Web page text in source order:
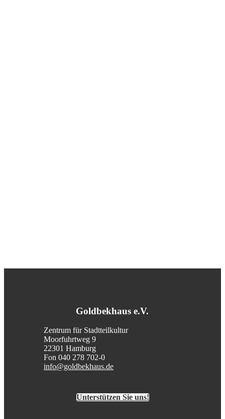
Goldbekhaus e.V.
Zentrum für Stadtteilkultur
Moorfuhrtweg 9
22301 Hamburg
Fon 040 278 702-0
info@goldbekhaus.de
Unterstützen Sie uns!